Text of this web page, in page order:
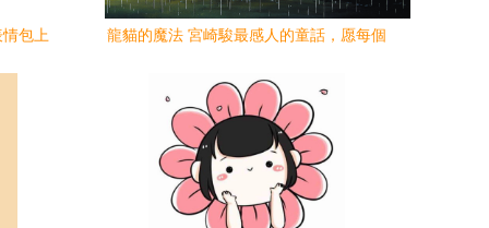
包上
龍貓的魔法 宮崎駿最感人的童話，愿每個